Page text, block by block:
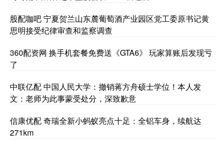
股配咖吧 宁夏贺兰山东麓葡萄酒产业园区党工委原书记黄
思明接受纪律审查和监察调查
360配资网 换手机套餐免费送《GTA6》 玩家算账后发现亏
了
中联亿配 中国人民大学：撤销蒋方舟硕士学位！本人发
文：老师为此事蒙受处分，深致歉意
信康优配 奇瑞全新小蚂蚁亮点十足：全铝车身，续航达
271km